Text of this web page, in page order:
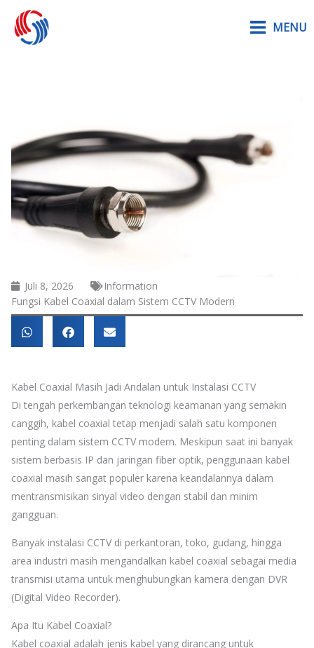
Lewati
konten
MENU
Juli 8, 2026
Information
Fungsi Kabel Coaxial dalam Sistem CCTV Modern
Kabel Coaxial Masih Jadi Andalan untuk Instalasi CCTV
Di tengah perkembangan teknologi keamanan yang semakin
canggih, kabel coaxial tetap menjadi salah satu komponen
penting dalam sistem CCTV modern. Meskipun saat ini banyak
sistem berbasis IP dan jaringan fiber optik, penggunaan kabel
coaxial masih sangat populer karena keandalannya dalam
mentransmisikan sinyal video dengan stabil dan minim
gangguan.
Banyak instalasi CCTV di perkantoran, toko, gudang, hingga
area industri masih mengandalkan kabel coaxial sebagai media
transmisi utama untuk menghubungkan kamera dengan DVR
(Digital Video Recorder).
Apa Itu Kabel Coaxial?
Kabel coaxial adalah jenis kabel yang dirancang untuk